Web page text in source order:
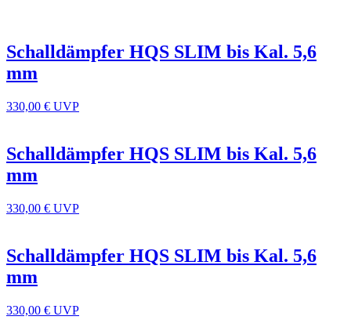
Schalldämpfer HQS SLIM bis Kal. 5,6
mm
330,00 € UVP
Schalldämpfer HQS SLIM bis Kal. 5,6
mm
330,00 € UVP
Schalldämpfer HQS SLIM bis Kal. 5,6
mm
330,00 € UVP